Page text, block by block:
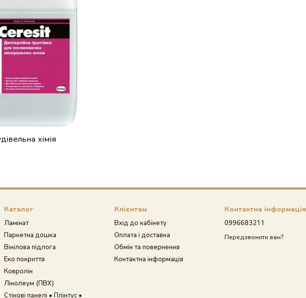
хімія
Каталог
Ламінат
Паркетна дошка
Вінілова підлога
Еко покриття
Ковролін
Лінолеум (ПВХ)
Стінові панелі • Плінтус •
Клієнтам
Вхід до кабінету
Оплата і доставка
Обмін та повернення
Контактна інформація
Контактна інформація
0996683211
Передзвонити вам?